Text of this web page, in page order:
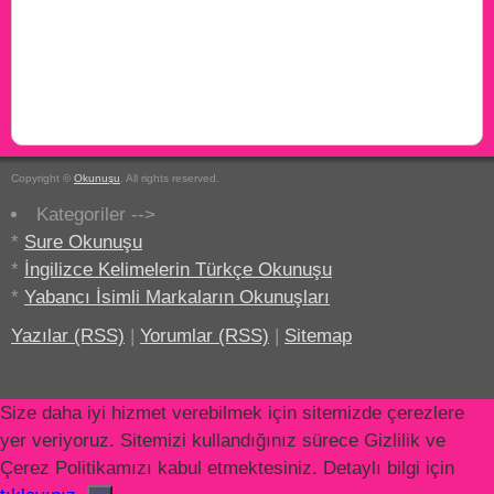
Copyright © Okunuşu . All rights reserved.
Kategoriler -->
* Sure Okunuşu
* İngilizce Kelimelerin Türkçe Okunuşu
* Yabancı İsimli Markaların Okunuşları
Yazılar (RSS) | Yorumlar (RSS) | Sitemap
Size daha iyi hizmet verebilmek için sitemizde çerezlere
yer veriyoruz. Sitemizi kullandığınız sürece Gizlilik ve
Çerez Politikamızı kabul etmektesiniz. Detaylı bilgi için